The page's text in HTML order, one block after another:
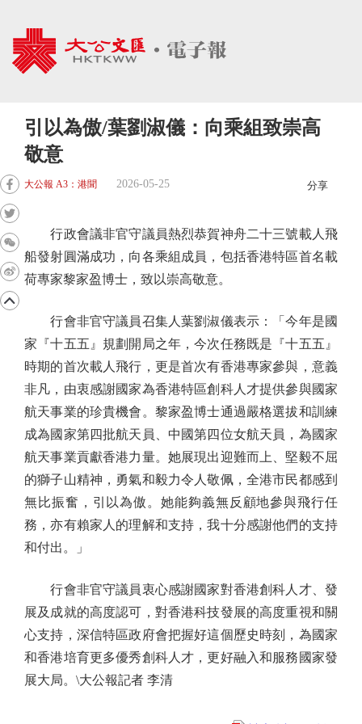
引以為傲/葉劉淑儀：向乘組致崇高
敬意
大公報 A3：港聞 2026-05-25 分享
行政會議非官守議員熱烈恭賀神舟二十三號載人飛
船發射圓滿成功，向各乘組成員，包括香港特區首名載
荷專家黎家盈博士，致以崇高敬意。
行會非官守議員召集人葉劉淑儀表示：「今年是國
家『十五五』規劃開局之年，今次任務既是『十五五』
時期的首次載人飛行，更是首次有香港專家參與，意義
非凡，由衷感謝國家為香港特區創科人才提供參與國家
航天事業的珍貴機會。黎家盈博士通過嚴格選拔和訓練
成為國家第四批航天員、中國第四位女航天員，為國家
航天事業貢獻香港力量。她展現出迎難而上、堅毅不屈
的獅子山精神，勇氣和毅力令人敬佩，全港市民都感到
無比振奮，引以為傲。她能夠義無反顧地參與飛行任
務，亦有賴家人的理解和支持，我十分感謝他們的支持
和付出。」
行會非官守議員衷心感謝國家對香港創科人才、發
展及成就的高度認可，對香港科技發展的高度重視和關
心支持，深信特區政府會把握好這個歷史時刻，為國家
和香港培育更多優秀創科人才，更好融入和服務國家發
展大局。\大公報記者 李清